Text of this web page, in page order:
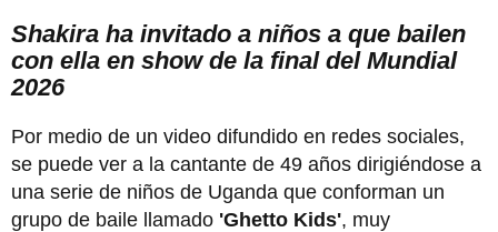
Shakira ha invitado a niños a que bailen
con ella en show de la final del Mundial
2026
Por medio de un video difundido en redes sociales,
se puede ver a la cantante de 49 años dirigiéndose a
una serie de niños de Uganda que conforman un
grupo de baile llamado 'Ghetto Kids', muy